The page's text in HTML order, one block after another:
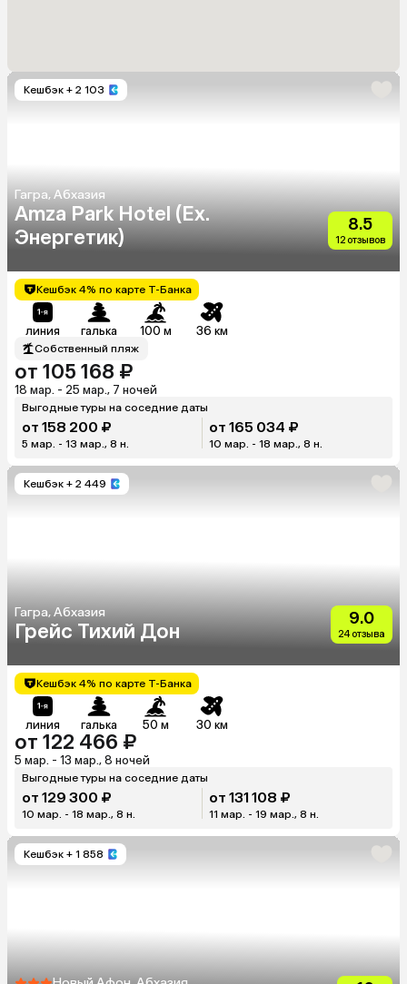
Кешбэк + 2 103
Гагра, Абхазия
Amza Park Hotel (Ex.
Энергетик)
8.5
12 отзывов
Кешбэк 4% по карте Т-Банка
линия галька 100 м 36 км
Собственный пляж
от 105 168 ₽
18 мар. - 25 мар., 7 ночей
Выгодные туры на соседние даты
от 158 200 ₽
5 мар. - 13 мар., 8 н.
от 165 034 ₽
10 мар. - 18 мар., 8 н.
Кешбэк + 2 449
Гагра, Абхазия
Грейс Тихий Дон
9.0
24 отзыва
Кешбэк 4% по карте Т-Банка
линия галька 50 м 30 км
от 122 466 ₽
5 мар. - 13 мар., 8 ночей
Выгодные туры на соседние даты
от 129 300 ₽
10 мар. - 18 мар., 8 н.
от 131 108 ₽
11 мар. - 19 мар., 8 н.
Кешбэк + 1 858